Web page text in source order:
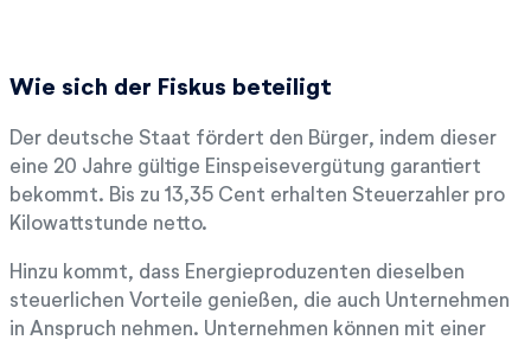
Wie sich der Fiskus beteiligt
Der deutsche Staat fördert den Bürger, indem dieser
eine 20 Jahre gültige Einspeisevergütung garantiert
bekommt. Bis zu 13,35 Cent erhalten Steuerzahler pro
Kilowattstunde netto.
Hinzu kommt, dass Energieproduzenten dieselben
steuerlichen Vorteile genießen, die auch Unternehmen
in Anspruch nehmen. Unternehmen können mit einer